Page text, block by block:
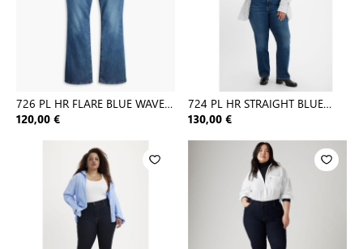
726 PL HR FLARE BLUE WAVE
MID
120,00 €
724 PL HR STRAIGHT BLUE
WAVE D
130,00 €